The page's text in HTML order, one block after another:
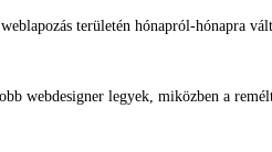
területén hónapról-hónapra
webdesigner legyek, miközben a